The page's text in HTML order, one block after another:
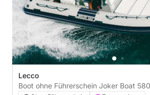
Lecco
Boot ohne Führerschein Joker Boat 580 Coaster